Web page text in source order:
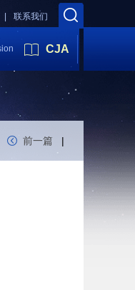
联系我们
CJA
前一篇 |